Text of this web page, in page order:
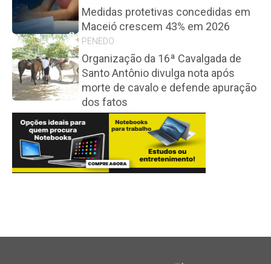
Medidas protetivas concedidas em
Maceió crescem 43% em 2026
PENEDO
Organização da 16ª Cavalgada de
Santo Antônio divulga nota após
morte de cavalo e defende apuração
dos fatos